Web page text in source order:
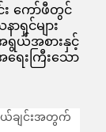
ကော်ဖီတွင်
ရှင်များ
ရွယ်အစားနှင့်
ရေးကြီးသော